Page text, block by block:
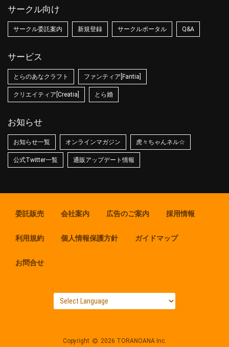
サークル向け
サークル委託案内 新規登録 サークルポータル Q&A
サービス
とらのあなクラフト ファンティア[Fantia]
クリエイティア[Creatia] とら婚
お知らせ
お知らせ一覧 オンラインマガジン 虎々ちゃんネル☆
公式Twitter一覧 通販アップデート情報
委託販売 会社案内 広告のご案内 採用情報
利用規約 個人情報保護方針 ガイドマップ
お問合せ
Copyright 2026 TORANOANA Inc.